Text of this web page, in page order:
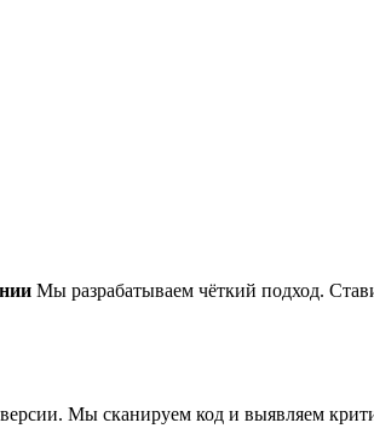
Мы разрабатываем чёткий подход.
Мы сканируем код и выявляем